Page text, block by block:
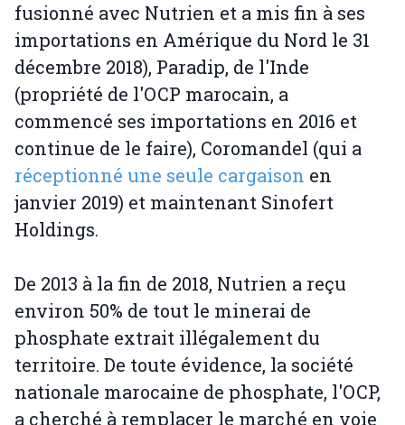
fusionné avec Nutrien et a mis fin à ses
importations en Amérique du Nord le 31
décembre 2018), Paradip, de l'Inde
(propriété de l'OCP marocain, a
commencé ses importations en 2016 et
continue de le faire), Coromandel (qui a
réceptionné une seule cargaison en
janvier 2019) et maintenant Sinofert
Holdings.
De 2013 à la fin de 2018, Nutrien a reçu
environ 50% de tout le minerai de
phosphate extrait illégalement du
territoire. De toute évidence, la société
nationale marocaine de phosphate, l'OCP,
a cherché à remplacer le marché en voie